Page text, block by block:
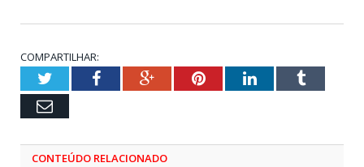
COMPARTILHAR:
TwitterFacebookGoogle+PinterestLinkedInTumblr
Email
CONTEÚDO RELACIONADO